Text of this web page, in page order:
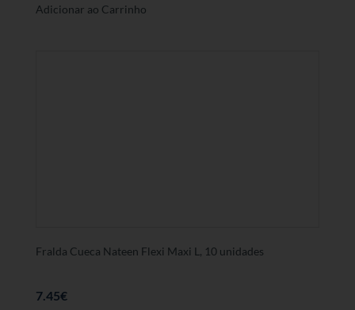
Adicionar ao Carrinho
Fralda Cueca Nateen Flexi Maxi L, 10 unidades
7.45€